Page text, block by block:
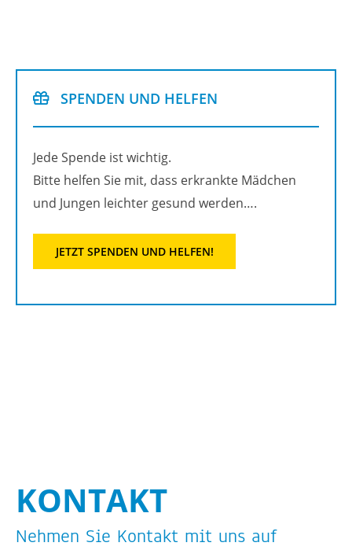
SPEN­DEN UND HEL­FEN
Jede Spen­de ist wich­tig.
Bitte hel­fen Sie mit, dass er­krank­te Mäd­chen
und Jun­gen leich­ter ge­sund wer­den….
JETZT SPEN­DEN UND HEL­FEN!
KON­TAKT
Neh­men Sie Kon­takt mit uns auf